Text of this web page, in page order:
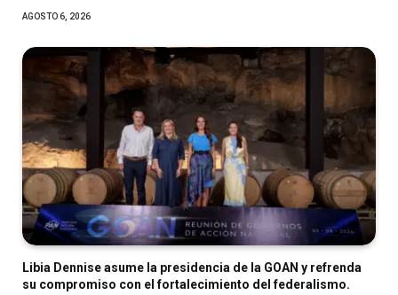
AGOSTO 6, 2026
Libia Dennise asume la presidencia de la GOAN y refrenda
su compromiso con el fortalecimiento del federalismo.